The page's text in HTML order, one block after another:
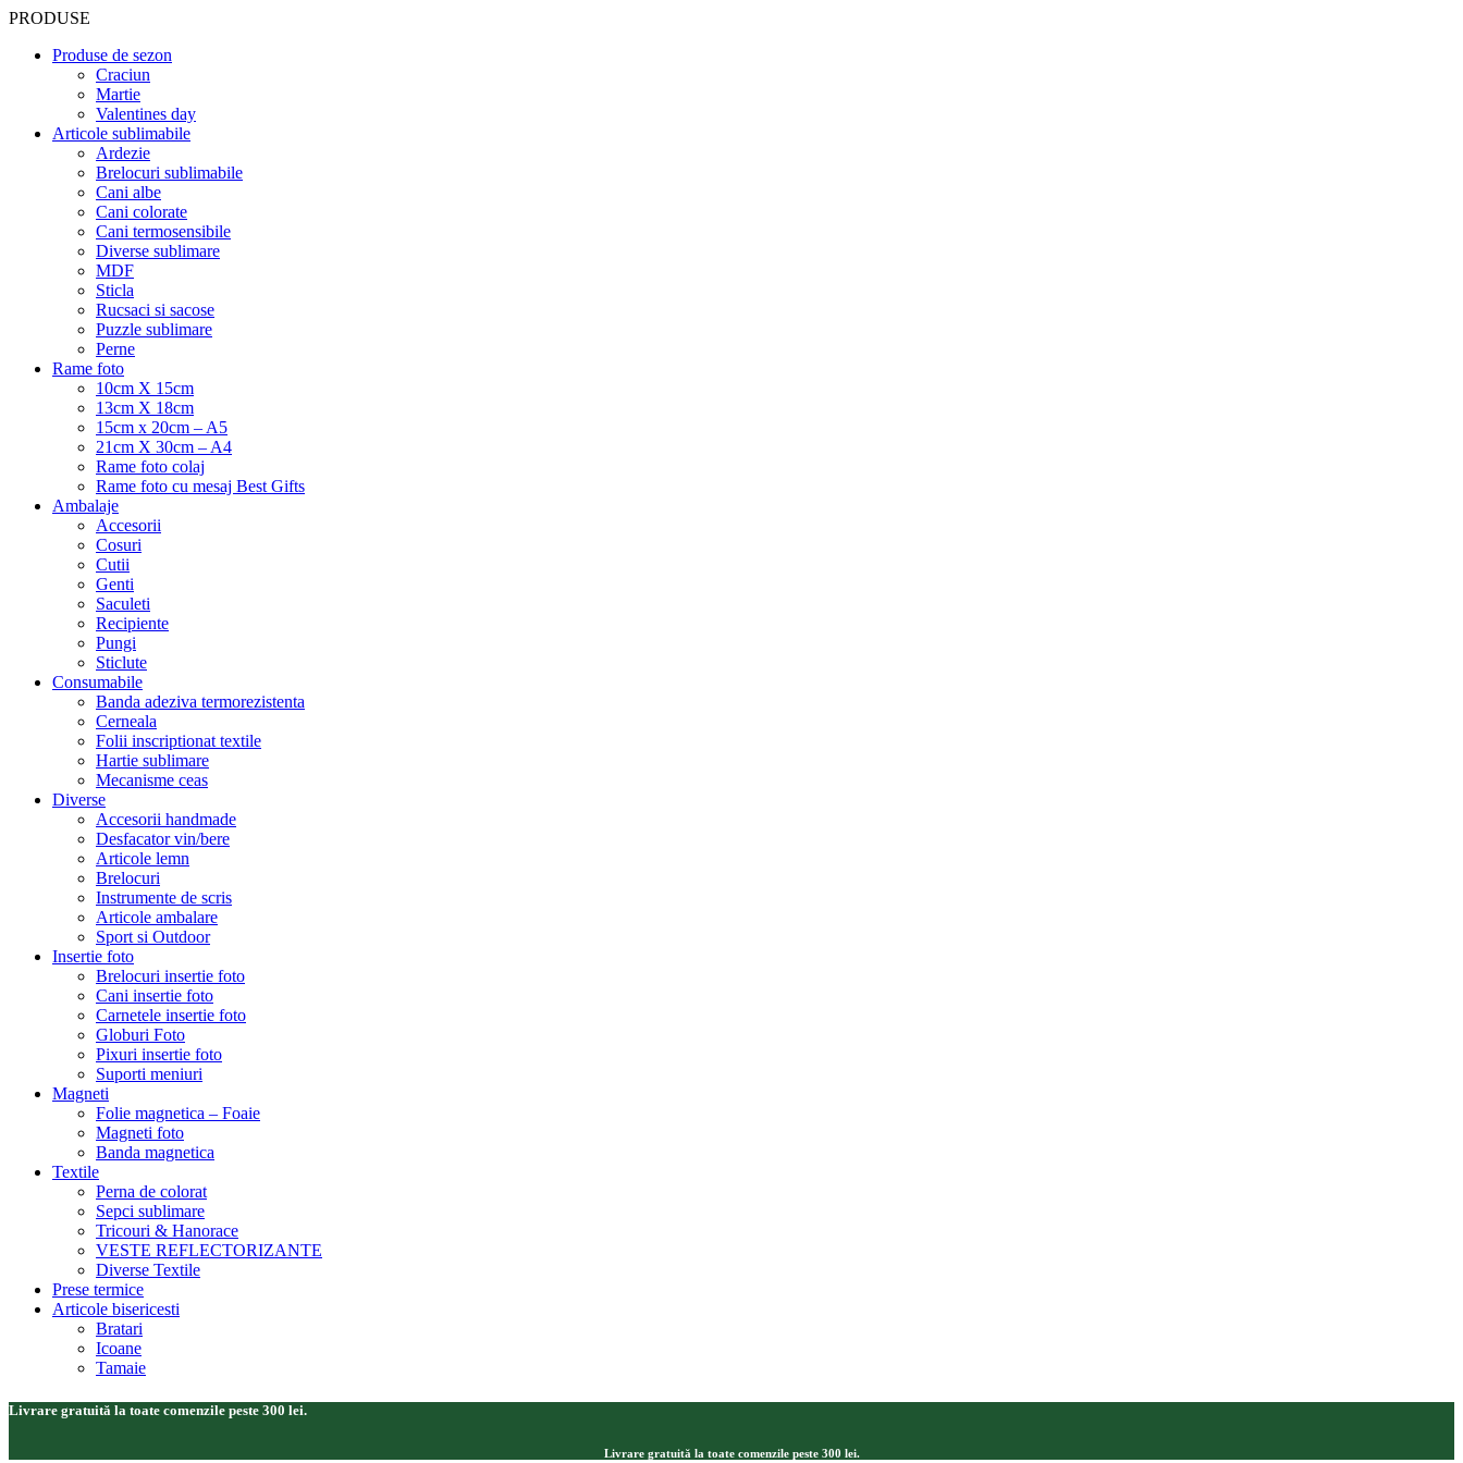
PRODUSE
Produse de sezon
Craciun
Martie
Valentines day
Articole sublimabile
Ardezie
Brelocuri sublimabile
Cani albe
Cani colorate
Cani termosensibile
Diverse sublimare
MDF
Sticla
Rucsaci si sacose
Puzzle sublimare
Perne
Rame foto
10cm X 15cm
13cm X 18cm
15cm x 20cm – A5
21cm X 30cm – A4
Rame foto colaj
Rame foto cu mesaj Best Gifts
Ambalaje
Accesorii
Cosuri
Cutii
Genti
Saculeti
Recipiente
Pungi
Sticlute
Consumabile
Banda adeziva termorezistenta
Cerneala
Folii inscriptionat textile
Hartie sublimare
Mecanisme ceas
Diverse
Accesorii handmade
Desfacator vin/bere
Articole lemn
Brelocuri
Instrumente de scris
Articole ambalare
Sport si Outdoor
Insertie foto
Brelocuri insertie foto
Cani insertie foto
Carnetele insertie foto
Globuri Foto
Pixuri insertie foto
Suporti meniuri
Magneti
Folie magnetica – Foaie
Magneti foto
Banda magnetica
Textile
Perna de colorat
Sepci sublimare
Tricouri & Hanorace
VESTE REFLECTORIZANTE
Diverse Textile
Prese termice
Articole bisericesti
Bratari
Icoane
Tamaie
Livrare gratuită la toate comenzile peste 300 lei.
Livrare gratuită la toate comenzile peste 300 lei.